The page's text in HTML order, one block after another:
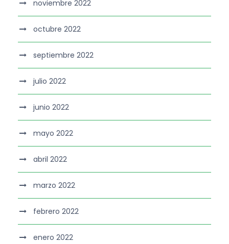
noviembre 2022
octubre 2022
septiembre 2022
julio 2022
junio 2022
mayo 2022
abril 2022
marzo 2022
febrero 2022
enero 2022